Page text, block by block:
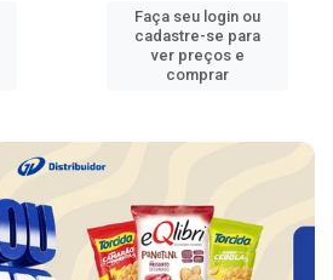
Faça seu login ou
cadastre-se para
ver preços e
comprar